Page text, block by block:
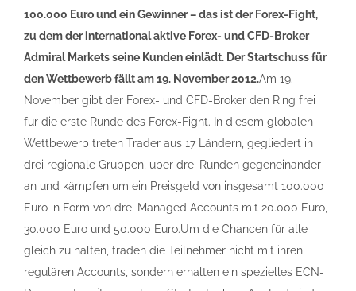
100.000 Euro und ein Gewinner – das ist der Forex-Fight,
zu dem der international aktive Forex- und CFD-Broker
Admiral Markets seine Kunden einlädt. Der Startschuss für
den Wettbewerb fällt am 19. November 2012.Am 19.
November gibt der Forex- und CFD-Broker den Ring frei
für die erste Runde des Forex-Fight. In diesem globalen
Wettbewerb treten Trader aus 17 Ländern, gegliedert in
drei regionale Gruppen, über drei Runden gegeneinander
an und kämpfen um ein Preisgeld von insgesamt 100.000
Euro in Form von drei Managed Accounts mit 20.000 Euro,
30.000 Euro und 50.000 Euro.Um die Chancen für alle
gleich zu halten, traden die Teilnehmer nicht mit ihren
regulären Accounts, sondern erhalten ein spezielles ECN-